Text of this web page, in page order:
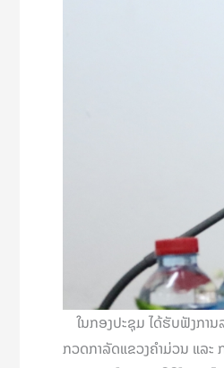
ໃນກອງປະຊຸມ ໄດ້ຮັບຟັງການ
ກວດກາລັດແຂວງຄຳມ່ວນ ແລະ